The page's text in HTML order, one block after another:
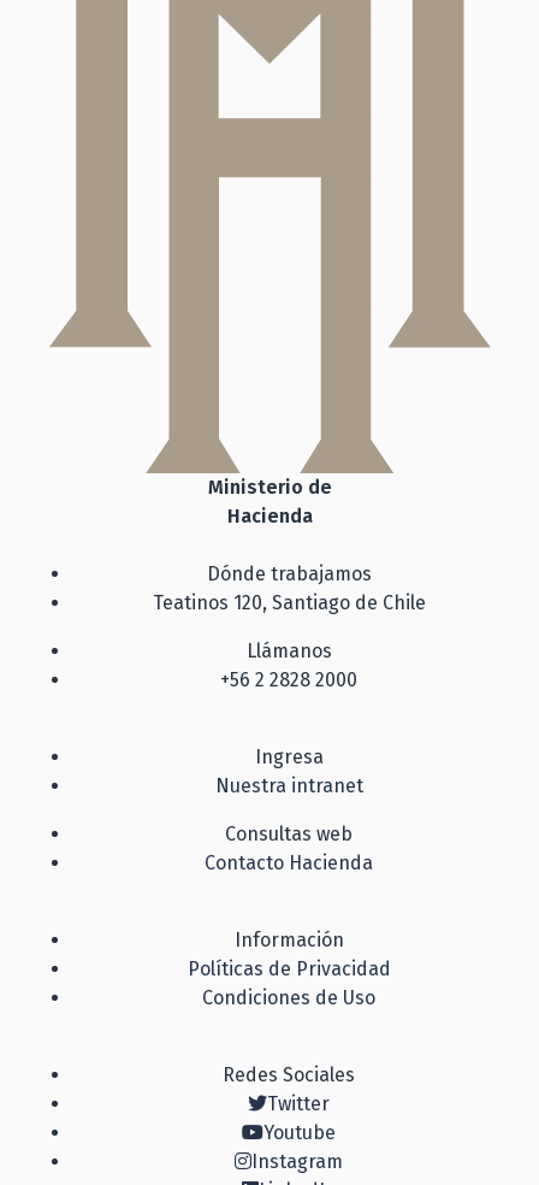
Ministerio de
Hacienda
Dónde trabajamos
Teatinos 120, Santiago de Chile
Llámanos
+56 2 2828 2000
Ingresa
Nuestra intranet
Consultas web
Contacto Hacienda
Información
Políticas de Privacidad
Condiciones de Uso
Redes Sociales
Twitter
Youtube
Instagram